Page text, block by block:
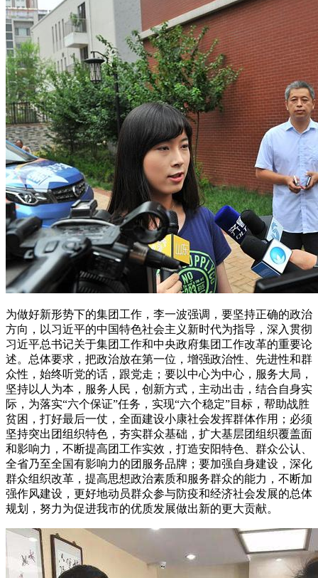
为做好新形势下的集团工作，李一波强调，要坚持正确的政治
方向，以习近平的中国特色社会主义新时代为指导，深入贯彻
习近平总书记关于集团工作和中央政府集团工作改革的重要论
述。总体要求，把政治放在第一位，增强政治性、先进性和群
众性，始终听党的话，跟党走；要以中心为中心，服务大局，
坚持以人为本，服务人民，创新方式，主动出击，结合自身实
际，为落实“六个保证”任务，实现“六个稳定”目标，帮助战胜
贫困，打好最后一仗，全面建设小康社会发挥群体作用；必须
坚持突出团组织特色，夯实群众基础，扩大基层团组织覆盖面
和影响力，不断提高团工作实效，打造安阳特色、群众公认、
全省乃至全国有影响力的团服务品牌；要加强自身建设，深化
群众组织改革，提高思想政治素质和服务群众的能力，不断加
强作风建设，更好地动员群众参与防疫和经济社会发展的总体
规划，努力为促进我市的优质发展做出新的更大贡献。